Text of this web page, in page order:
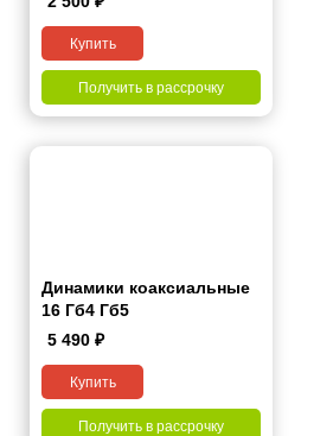
Купить
Получить в рассрочку
Динамики коаксиальные
16 Гб4 Гб5
5 490 ₽
Купить
Получить в рассрочку